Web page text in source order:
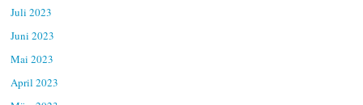
Juli 2023
Juni 2023
Mai 2023
April 2023